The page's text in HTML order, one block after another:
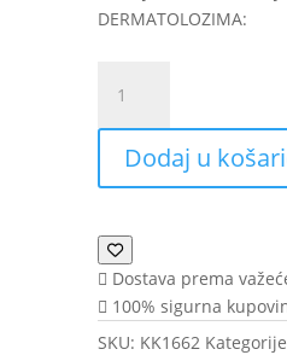
DERMATOLOZIMA:
Blemish
Control
Cleanser
Gel
ml
količina
Dodaj u
Dostava prema
100% sigurna
SKU: KK1662